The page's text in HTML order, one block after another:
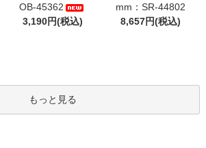
OB-45362
3,190円(税込)
mm：SR-44802
8,657円(税込)
もっと見る